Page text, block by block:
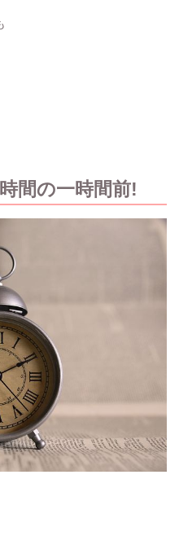
間の一時間前!